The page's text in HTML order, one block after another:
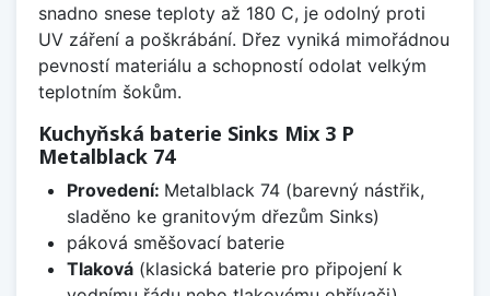
snadno snese teploty až 180 C, je odolný proti
UV záření a poškrábání. Dřez vyniká mimořádnou
pevností materiálu a schopností odolat velkým
teplotním šokům.
Kuchyňská baterie Sinks Mix 3 P
Metalblack 74
Provedení: Metalblack 74 (barevný nástřik,
sladěno ke granitovým dřezům Sinks)
páková směšovací baterie
Tlaková(klasická baterie pro připojení k